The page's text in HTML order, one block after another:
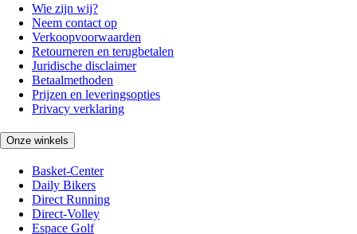
Wie zijn wij?
Neem contact op
Verkoopvoorwaarden
Retourneren en terugbetalen
Juridische disclaimer
Betaalmethoden
Prijzen en leveringsopties
Privacy verklaring
Onze winkels
Basket-Center
Daily Bikers
Direct Running
Direct-Volley
Espace Golf